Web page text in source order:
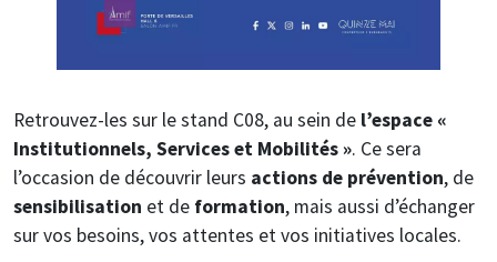
Retrouvez-les sur le stand C08, au sein de l’espace «
Institutionnels, Services et Mobilités ». Ce sera
l’occasion de découvrir leurs actions de prévention, de
sensibilisation et de formation, mais aussi d’échanger
sur vos besoins, vos attentes et vos initiatives locales.